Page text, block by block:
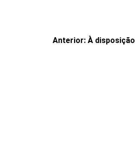
Anterior: À disposição